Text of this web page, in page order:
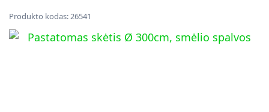
Produkto kodas:26541